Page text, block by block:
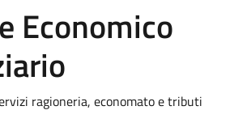
Economico
ragioneria, economato e tributi